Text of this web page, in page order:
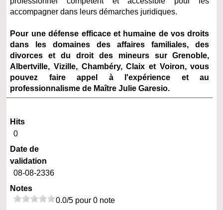
accompagner dans leurs démarches juridiques.
Pour une défense efficace et humaine de vos droits
dans les domaines des affaires familiales, des
divorces et du droit des mineurs sur Grenoble,
Albertville, Vizille, Chambéry, Claix et Voiron, vous
pouvez faire appel à l'expérience et au
professionnalisme de Maître Julie Garesio.
Hits
0
Date de
validation
08-08-2336
Notes
0.0/5 pour 0 note